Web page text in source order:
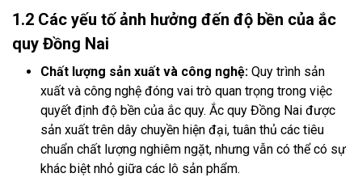
1.2 Các yếu tố ảnh hưởng đến độ bền của ắc
quy Đồng Nai
Chất lượng sản xuất và công nghệ: Quy trình sản
xuất và công nghệ đóng vai trò quan trọng trong việc
quyết định độ bền của ắc quy. Ắc quy Đồng Nai được
sản xuất trên dây chuyền hiện đại, tuân thủ các tiêu
chuẩn chất lượng nghiêm ngặt, nhưng vẫn có thể có sự
khác biệt nhỏ giữa các lô sản phẩm.